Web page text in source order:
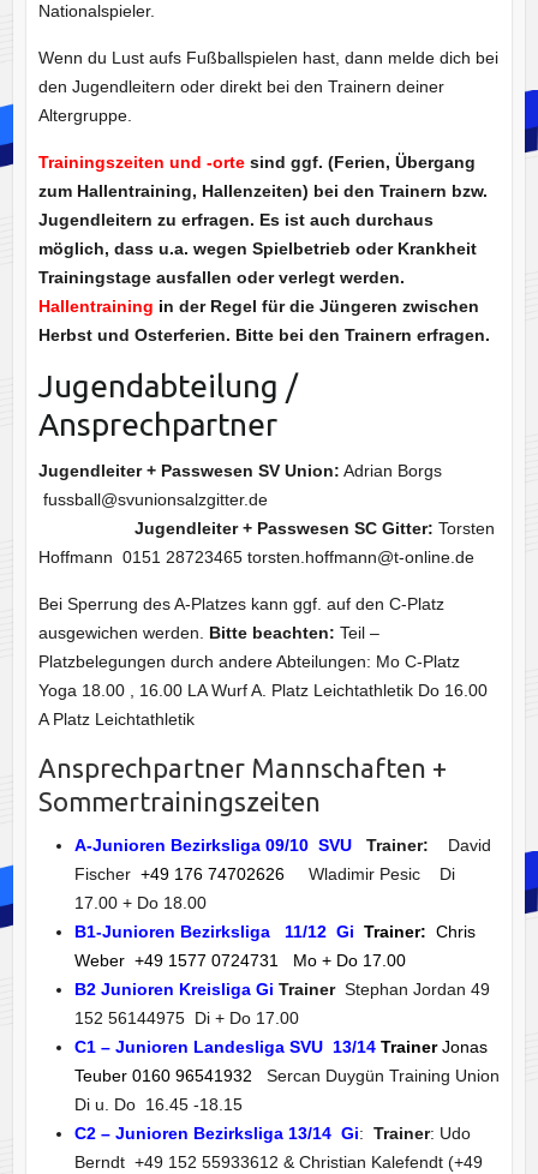
Nationalspieler.
Wenn du Lust aufs Fußballspielen hast, dann melde dich bei
den Jugendleitern oder direkt bei den Trainern deiner
Altergruppe.
Trainingszeiten und -ortesind ggf. (Ferien, Übergang
zum Hallentraining, Hallenzeiten) bei den Trainern bzw.
Jugendleitern zu erfragen. Es ist auch durchaus
möglich, dass u.a. wegen Spielbetrieb oder Krankheit
Trainingstage ausfallen oder verlegt werden.
Hallentraining in der Regel für die Jüngeren zwischen
Herbst und Osterferien. Bitte bei den Trainern erfragen.
Jugendabteilung /
Ansprechpartner
Jugendleiter + Passwesen SV Union: Adrian Borgs
fussball@svunionsalzgitter.de
Jugendleiter + Passwesen SC Gitter: Torsten
Hoffmann 0151 28723465 torsten.hoffmann@t-online.de
Bei Sperrung des A-Platzes kann ggf. auf den C-Platz
ausgewichen werden. Bitte beachten: Teil –
Platzbelegungen durch andere Abteilungen: Mo C-Platz
Yoga 18.00 , 16.00 LA Wurf A. Platz Leichtathletik Do 16.00
A Platz Leichtathletik
Ansprechpartner Mannschaften +
Sommertrainingszeiten
A-Junioren Bezirksliga 09/10 SVU Trainer: David
Fischer +49 176 74702626
Wladimir Pesic Di
17.00 + Do 18.00
B1-Junioren Bezirksliga 11/12 Gi Trainer: Chris
Weber +49 1577 0724731 Mo + Do 17.00
B2 Junioren Kreisliga Gi Trainer Stephan Jordan 49
152 56144975 Di + Do 17.00
C1 – Junioren Landesliga SVU 13/14 Trainer Jonas
Teuber 0160 96541932
Sercan Duygün Training Union
Di u. Do 16.45 -18.15
C2 – Junioren Bezirksliga 13/14 Gi: Trainer: Udo
Berndt +49 152 55933612 & Christian Kalefendt (+49